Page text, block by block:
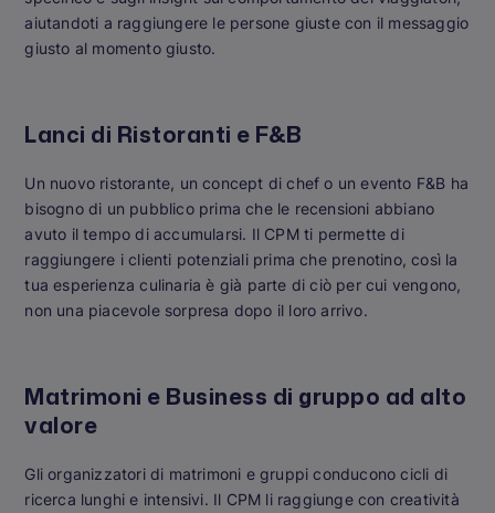
aiutandoti a raggiungere le persone giuste con il messaggio
giusto al momento giusto.
Lanci di Ristoranti e F&B
Un nuovo ristorante, un concept di chef o un evento F&B ha
bisogno di un pubblico prima che le recensioni abbiano
avuto il tempo di accumularsi. Il CPM ti permette di
raggiungere i clienti potenziali prima che prenotino, così la
tua esperienza culinaria è già parte di ciò per cui vengono,
non una piacevole sorpresa dopo il loro arrivo.
Matrimoni e Business di gruppo ad alto
valore
Gli organizzatori di matrimoni e gruppi conducono cicli di
ricerca lunghi e intensivi. Il CPM li raggiunge con creatività